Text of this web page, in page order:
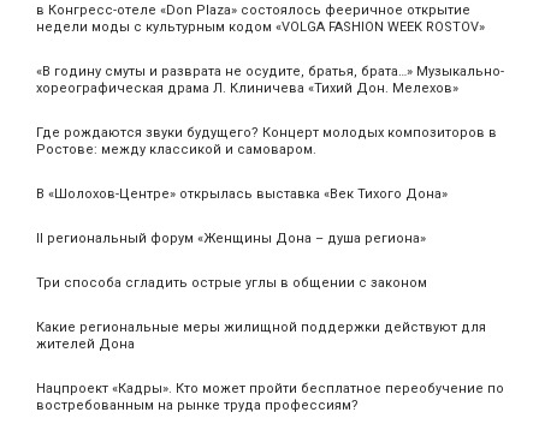
в Конгресс-отеле «Don Plaza» состоялось фееричное открытие
недели моды с культурным кодом «VOLGA FASHION WEEK ROSTOV»
«В годину смуты и разврата не осудите, братья, брата…» Музыкально-
хореографическая драма Л. Клиничева «Тихий Дон. Мелехов»
Где рождаются звуки будущего? Концерт молодых композиторов в
Ростове: между классикой и самоваром.
В «Шолохов-Центре» открылась выставка «Век Тихого Дона»
II региональный форум «Женщины Дона – душа региона»
Три способа сгладить острые углы в общении с законом
Какие региональные меры жилищной поддержки действуют для
жителей Дона
Нацпроект «Кадры». Кто может пройти бесплатное переобучение по
востребованным на рынке труда профессиям?